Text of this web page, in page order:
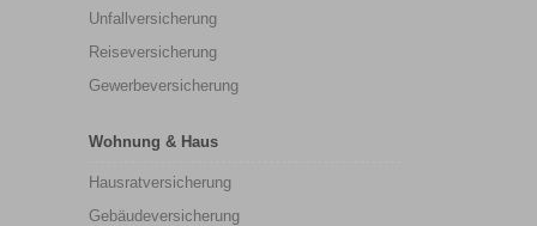
Unfallversicherung
Reiseversicherung
Gewerbeversicherung
Wohnung & Haus
Hausratversicherung
Gebäudeversicherung